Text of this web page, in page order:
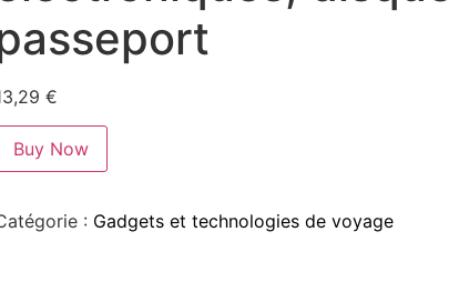
€
Buy Now
: Gadgets et technologies de voyage